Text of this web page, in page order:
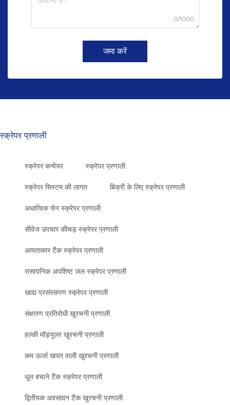
0/1000
जमा करें
स्क्रेपर प्रणाली
स्क्रेपर कन्वेयर स्क्रेपर प्रणाली
स्क्रेपर सिस्टम की लागत बिक्री के लिए स्क्रेपर प्रणाली
अधात्विक चेन स्क्रेपर प्रणाली
सीवेज उपचार कीचड़ स्क्रेपर प्रणाली
आयताकार टैंक स्क्रेपर प्रणाली
रासायनिक अपशिष्ट जल स्क्रेपर प्रणाली
खाद्य प्रसंस्करण स्क्रेपर प्रणाली
संक्षारण प्रतिरोधी खुरचनी प्रणाली
हल्की मॉड्यूलर खुरचनी प्रणाली
कम ऊर्जा खपत वाली खुरचनी प्रणाली
धूल बचाने टैंक स्क्रेपर प्रणाली
द्वितीयक अवसादन टैंक खुरचनी प्रणाली